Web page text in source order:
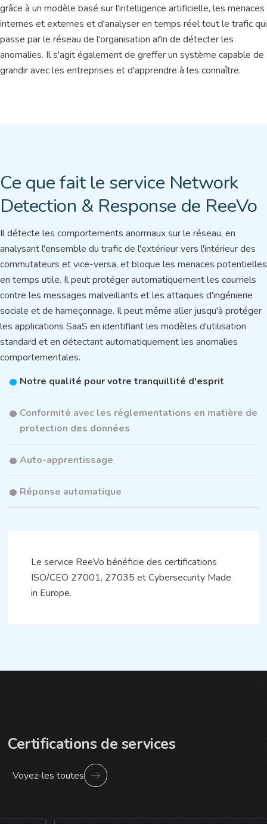
grâce à un modèle basé sur l'intelligence artificielle, les menaces
internes et externes et d'analyser en temps réel tout le trafic qui
passe par le réseau de l'organisation afin de détecter les
anomalies. Il s'agit également de greffer un système capable de
grandir avec les entreprises et d'apprendre à les connaître.
Ce que fait le service Network
Detection & Response de ReeVo
Il détecte les comportements anormaux sur le réseau, en
analysant l'ensemble du trafic de l'extérieur vers l'intérieur des
commutateurs et vice-versa, et bloque les menaces potentielles
en temps utile. Il peut protéger automatiquement les courriels
contre les messages malveillants et les attaques d'ingénierie
sociale et de hameçonnage. Il peut même aller jusqu'à protéger
les applications SaaS en identifiant les modèles d'utilisation
standard et en détectant automatiquement les anomalies
comportementales.
Notre qualité pour votre tranquillité d'esprit
Conformité avec les réglementations en matière de
protection des données
Auto-apprentissage
Réponse automatique
Le service ReeVo bénéficie des certifications
ISO/CEO 27001, 27035 et Cybersecurity Made
in Europe.
Certifications de services
Voyez-les toutes